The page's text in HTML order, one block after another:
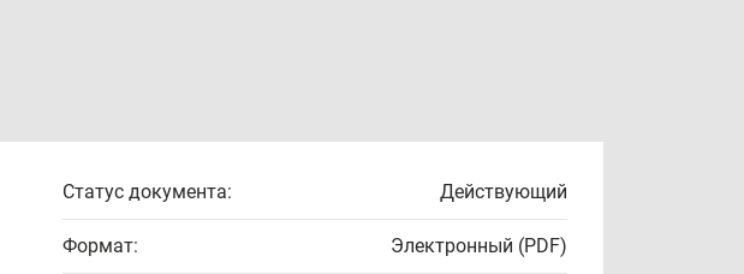
Статус документа: Действующий
Формат: Электронный (PDF)